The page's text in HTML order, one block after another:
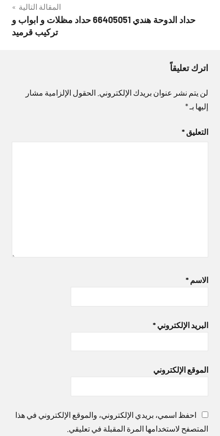
المقالة التالية
حداد الدوحة هندي 66405051 حداد مظلات و ابواب و
تركيب قرميد
اترك تعليقاً
لن يتم نشر عنوان بريدك الإلكتروني. الحقول الإلزامية مشار
إليها بـ*
التعليق *
الاسم *
البريد الإلكتروني *
الموقع الإلكتروني
احفظ اسمي، بريدي الإلكتروني، والموقع الإلكتروني في هذا
المتصفح لاستخدامها المرة المقبلة في تعليقي.